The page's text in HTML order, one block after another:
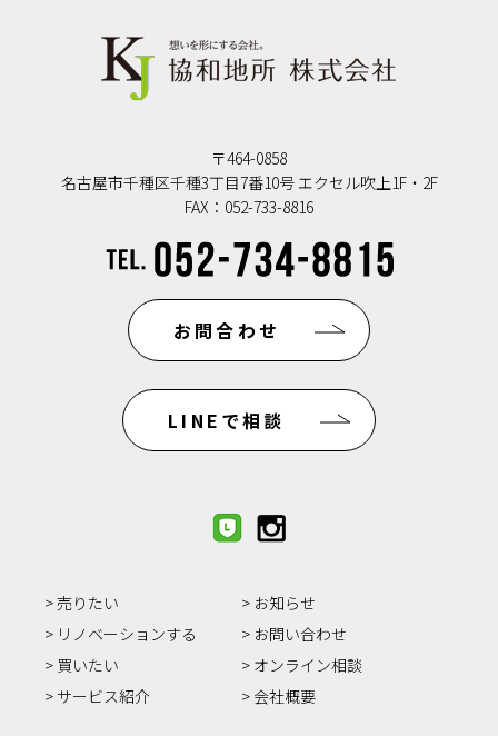
〒464-0858
名古屋市千種区千種3丁目7番10号 エクセル吹上1F・2F
FAX：052-733-8816
お問合わせ
LINEで相談
売りたい
リノベーションする
買いたい
サービス紹介
お知らせ
お問い合わせ
オンライン相談
会社概要